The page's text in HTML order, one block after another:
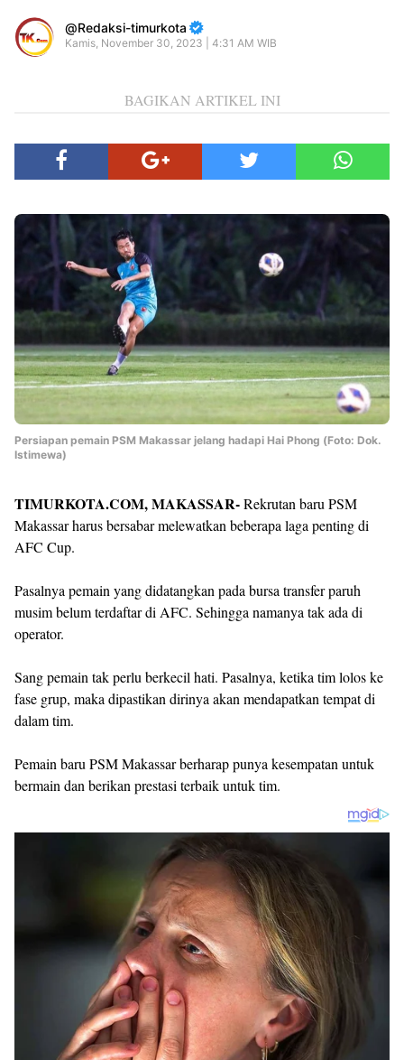
Redaksi-timurkota
Kamis, November 30, 2023 | 4:31 AM WIB
BAGIKAN ARTIKEL INI
Persiapan pemain PSM Makassar jelang hadapi Hai Phong (Foto: Dok.
Istimewa)
TIMURKOTA.COM, MAKASSAR-Rekrutan baru PSM
Makassar harus bersabar melewatkan beberapa laga penting di
AFC Cup.
Pasalnya pemain yang didatangkan pada bursa transfer paruh
musim belum terdaftar di AFC. Sehingga namanya tak ada di
operator.
Sang pemain tak perlu berkecil hati. Pasalnya, ketika tim lolos ke
fase grup, maka dipastikan dirinya akan mendapatkan tempat di
dalam tim.
Pemain baru PSM Makassar berharap punya kesempatan untuk
bermain dan berikan prestasi terbaik untuk tim.